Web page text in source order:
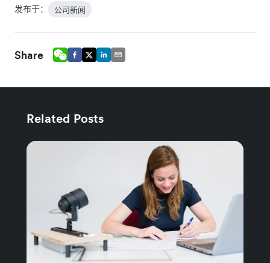
发布于： 公司新闻
Share
Related Posts